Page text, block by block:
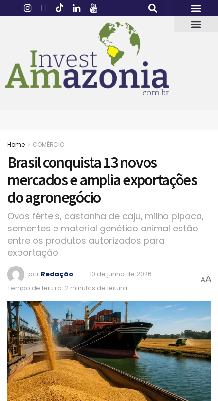
Home COMÉRCIO
Brasil conquista 13 novos
mercados e amplia exportações
do agronegócio
Ovos férteis, castanha de caju, milho pipoca,
sementes e material genético animal estão
entre os produtos autorizados para
exportação
por Redação
10 de junho de 2026
Tempo de leitura: 2 minutos de leitura
AA